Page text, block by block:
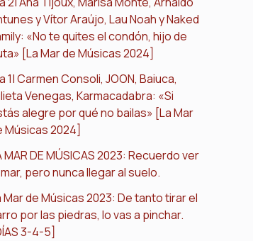
y Vítor Araújo, Lau Noah y Naked
«No te quites el condón, hijo de
[La Mar de Músicas 2024]
1| Carmen Consoli, JOON, Baiuca,
Venegas, Karmacadabra: «Si
alegre por qué no bailas» [La Mar
Músicas 2024]
MAR DE MÚSICAS 2023: Recuerdo ver
pero nunca llegar al suelo.
Mar de Músicas 2023: De tanto tirar el
por las piedras, lo vas a pinchar.
3-4-5]